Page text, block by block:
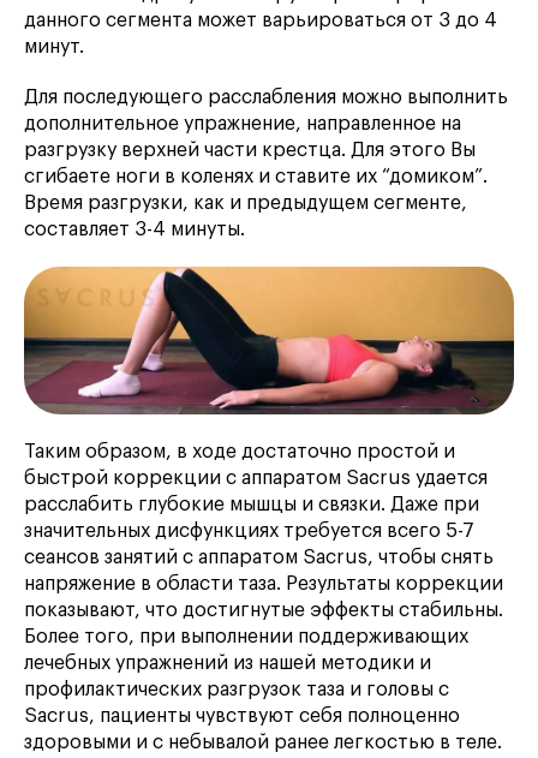
данного сегмента может варьироваться от 3 до 4
минут.
Для последующего расслабления можно выполнить
дополнительное упражнение, направленное на
разгрузку верхней части крестца. Для этого Вы
сгибаете ноги в коленях и ставите их “домиком”.
Время разгрузки, как и предыдущем сегменте,
составляет 3-4 минуты.
Таким образом, в ходе достаточно простой и
быстрой коррекции с аппаратом Sacrus удается
расслабить глубокие мышцы и связки. Даже при
значительных дисфункциях требуется всего 5-7
сеансов занятий с аппаратом Sacrus, чтобы снять
напряжение в области таза. Результаты коррекции
показывают, что достигнутые эффекты стабильны.
Более того, при выполнении поддерживающих
лечебных упражнений из нашей методики и
профилактических разгрузок таза и головы с
Sacrus, пациенты чувствуют себя полноценно
здоровыми и с небывалой ранее легкостью в теле.